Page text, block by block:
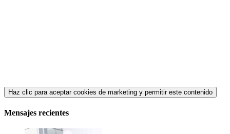
Haz clic para aceptar cookies de marketing y permitir este contenido
Mensajes recientes